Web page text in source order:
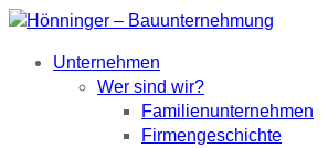
Unternehmen
Wer sind wir?
Familienunternehmen
Firmengeschichte